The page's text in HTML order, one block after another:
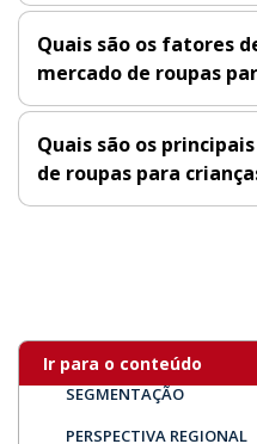
Quais são os fatores
mercado de roupas
Quais são os
de roupas para
Ir para o conteúdo
DINÂMICA DO MERCADO
SEGMENTAÇÃO
PERSPECTIVA REGIONAL